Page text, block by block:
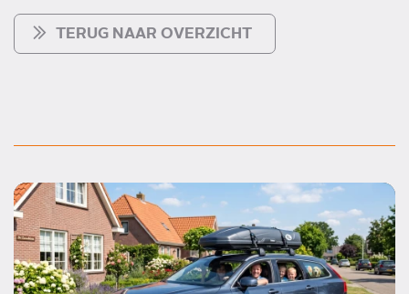
TERUG NAAR OVERZICHT